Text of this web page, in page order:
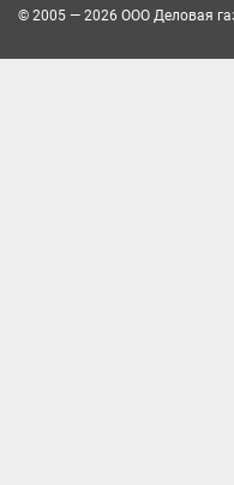
© 2005 — 2026 ООО Деловая